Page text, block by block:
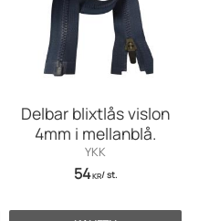
Delbar blixtlås vislon
4mm i mellanblå.
YKK
54KR/st.